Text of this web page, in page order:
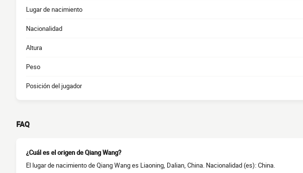
Lugar de nacimiento
Nacionalidad
Altura
Peso
Posición del jugador
FAQ
¿Cuál es el origen de Qiang Wang?
El lugar de nacimiento de Qiang Wang es Liaoning, Dalian, China. Nacionalidad (es): China.